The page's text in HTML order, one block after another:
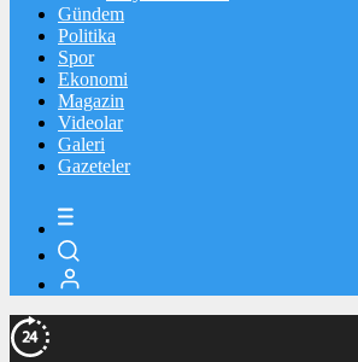
Gündem
Politika
Spor
Ekonomi
Magazin
Videolar
Galeri
Gazeteler